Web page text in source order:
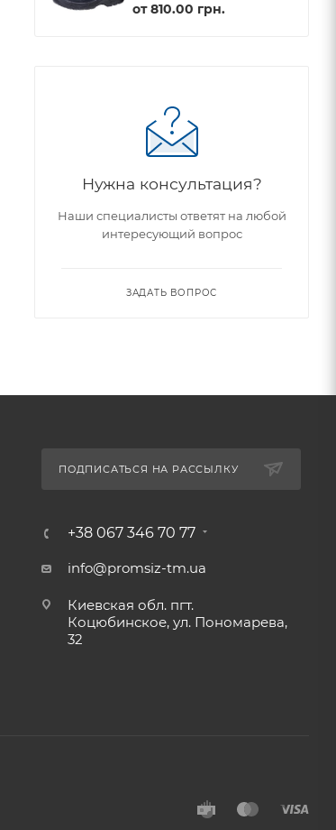
от810.00 грн.
Нужна консультация?
Наши специалисты ответят на любой
интересующий вопрос
ЗАДАТЬ ВОПРОС
ПОДПИСАТЬСЯ НА РАССЫЛКУ
+38 067 346 70 77
info@promsiz-tm.ua
Киевская обл. пгт.
Коцюбинское, ул. Пономарева,
32